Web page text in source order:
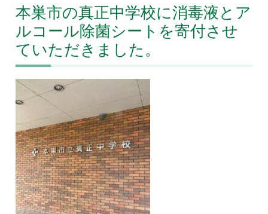
本巣市の真正中学校に消毒液とア
ルコール除菌シートを寄付させ
ていただきました。